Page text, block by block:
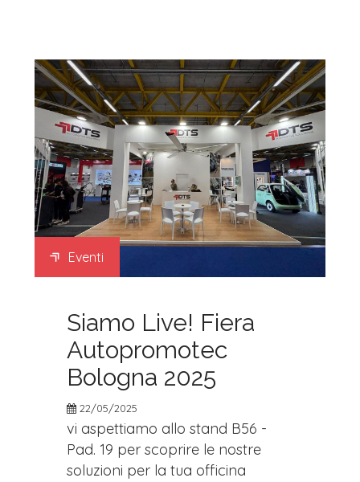
Eventi
Siamo Live! Fiera
Autopromotec
Bologna 2025
22/05/2025
vi aspettiamo allo stand B56 -
Pad. 19 per scoprire le nostre
soluzioni per la tua officina